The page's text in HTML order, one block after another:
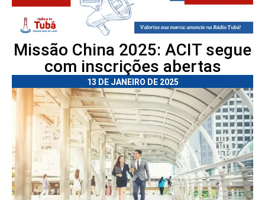
Missão China 2025: ACIT segue
com inscrições abertas
13 DE JANEIRO DE 2025